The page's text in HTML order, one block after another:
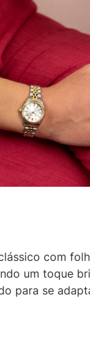
com
um toque
para se